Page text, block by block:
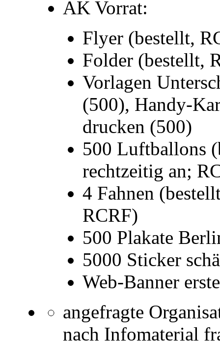
AK Vorrat:
Flyer (bestellt,
Folder (bestellt,
Vorlagen
(500), Handy-
drucken (500)
500 Luftballons
rechtzeitig an;
4 Fahnen
RCRF)
500 Plakate
5000 Sticker
Web-Banner
angefragte
nach Infomaterial